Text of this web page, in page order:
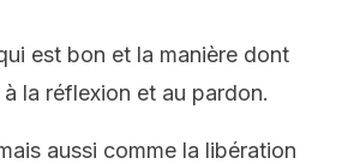
est bon et la manière dont
la réflexion et au pardon.
aussi comme la libération